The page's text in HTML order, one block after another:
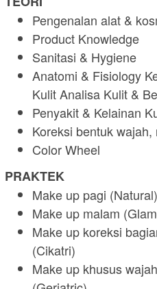
Pengenalan alat &
Product Knowledge
Sanitasi & Hygiene
Anatomi & Fisiology
Kulit Analisa Kulit &
Penyakit & Kelainan
Koreksi bentuk
Color Wheel
PRAKTEK
Make up pagi (Natural)
Make up malam
Make up koreksi
(Cikatri)
Make up khusus